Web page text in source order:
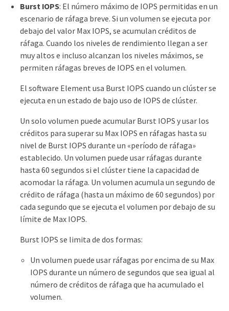
Burst IOPS: El número máximo de IOPS permitidas en un
escenario de ráfaga breve. Si un volumen se ejecuta por
debajo del valor Max IOPS, se acumulan créditos de
ráfaga. Cuando los niveles de rendimiento llegan a ser
muy altos e incluso alcanzan los niveles máximos, se
permiten ráfagas breves de IOPS en el volumen.
El software Element usa Burst IOPS cuando un clúster se
ejecuta en un estado de bajo uso de IOPS de clúster.
Un solo volumen puede acumular Burst IOPS y usar los
créditos para superar su Max IOPS en ráfagas hasta su
nivel de Burst IOPS durante un «período de ráfaga»
establecido. Un volumen puede usar ráfagas durante
hasta 60 segundos si el clúster tiene la capacidad de
acomodar la ráfaga. Un volumen acumula un segundo de
crédito de ráfaga (hasta un máximo de 60 segundos) por
cada segundo que se ejecuta el volumen por debajo de su
límite de Max IOPS.
Burst IOPS se limita de dos formas:
Un volumen puede usar ráfagas por encima de su Max
IOPS durante un número de segundos que sea igual al
número de créditos de ráfaga que ha acumulado el
volumen.